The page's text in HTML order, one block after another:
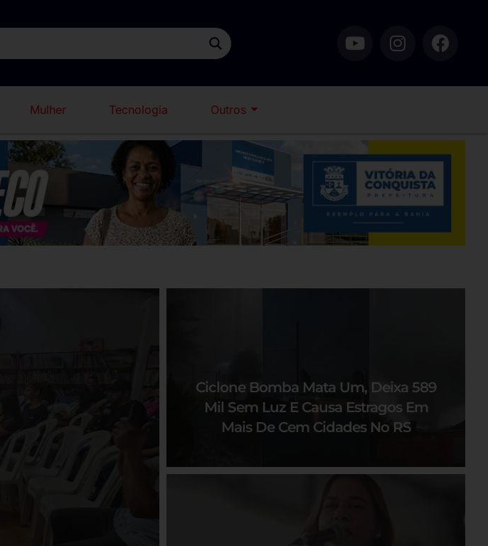
Mulher Tecnologia Outros
Ciclone Bomba Mata Um, Deixa 589
Mil Sem Luz E Causa Estragos Em
Mais De Cem Cidades No RS